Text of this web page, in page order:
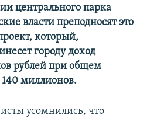
центрального парка
власти преподносят это
который,
городу доход
рублей при общем
миллионов.
усомнились, что